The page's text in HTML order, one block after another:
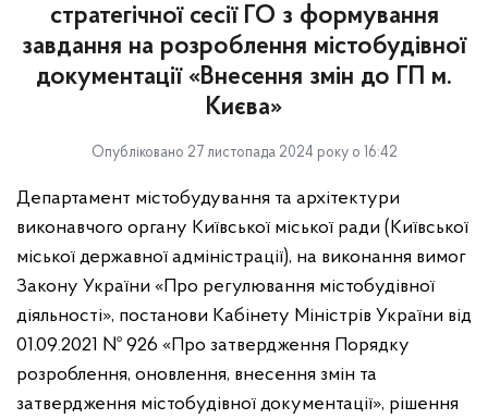
стратегічної сесії ГО з формування
завдання на розроблення містобудівної
документації «Внесення змін до ГП м.
Києва»
Опубліковано 27 листопада 2024 року о 16:42
Департамент містобудування та архітектури
виконавчого органу Київської міської ради (Київської
міської державної адміністрації), на виконання вимог
Закону України «Про регулювання містобудівної
діяльності», постанови Кабінету Міністрів України від
01.09.2021 № 926 «Про затвердження Порядку
розроблення, оновлення, внесення змін та
затвердження містобудівної документації», рішення